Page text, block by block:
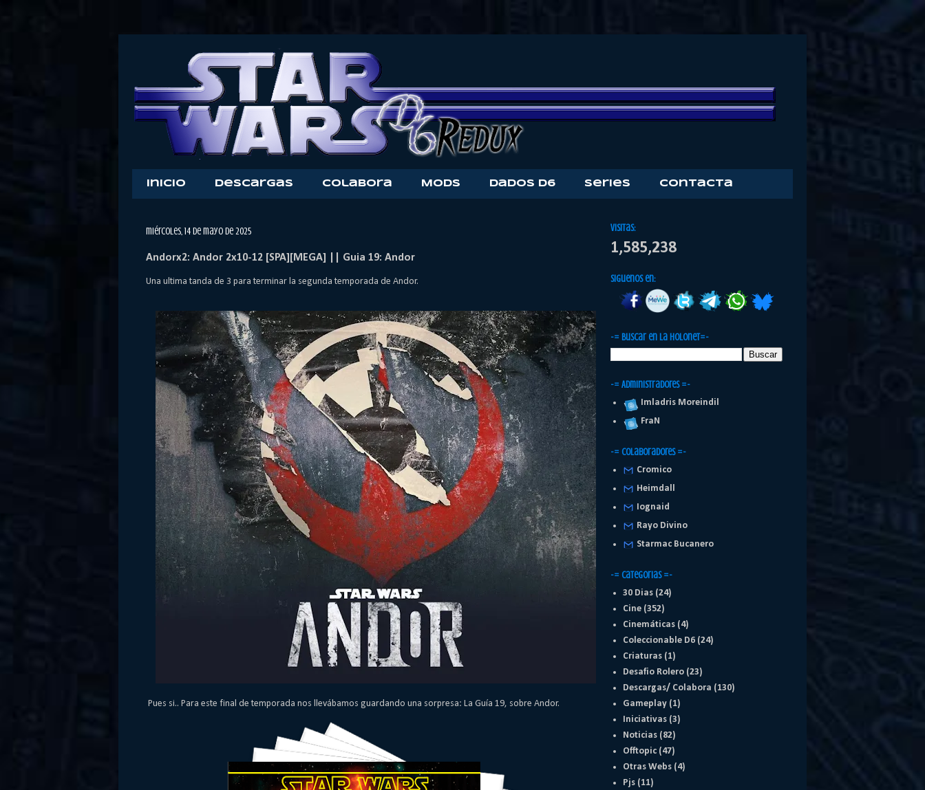
Inicio Descargas Colabora Mods Dados D6 Series Contacta
miércoles, 14 de mayo de 2025
Andorx2: Andor 2x10-12 [SPA][MEGA] || Guia 19: Andor
Una ultima tanda de 3 para terminar la segunda temporada de Andor.
Pues si.. Para este final de temporada nos llevábamos guardando una sorpresa: La Guía 19, sobre Andor.
Visitas:
1,585,238
Siguenos en:
-= Buscar en la Holonet=-
-= Administradores =-
Imladris Moreindil
FraN
-= Colaboradores =-
Cromico
Heimdall
Iognaid
Rayo Divino
Starmac Bucanero
-= Categorias =-
30 Dias (24)
Cine (352)
Cinemáticas (4)
Coleccionable D6 (24)
Criaturas (1)
Desafio Rolero (23)
Descargas/ Colabora (130)
Gameplay (1)
Iniciativas (3)
Noticias (82)
Offtopic (47)
Otras Webs (4)
Pjs (11)